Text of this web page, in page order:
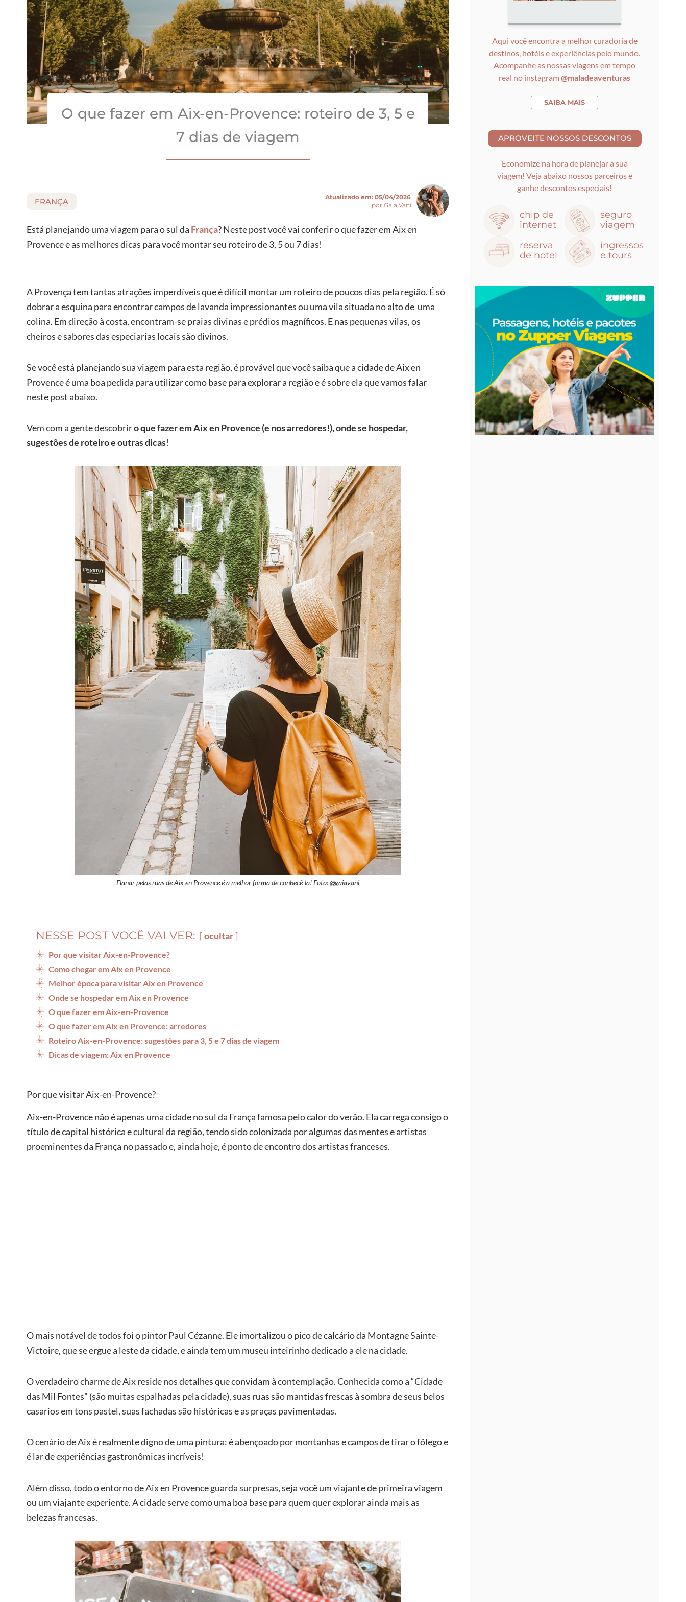
O que fazer em Aix-en-Provence: roteiro de 3, 5 e
7 dias de viagem
FRANÇA Atualizado em: 05/04/2026
por Gaia Vani
Está planejando uma viagem para o sul da França? Neste post você vai conferir o que fazer em Aix en
Provence e as melhores dicas para você montar seu roteiro de 3, 5 ou 7 dias!
A Provença tem tantas atrações imperdíveis que é difícil montar um roteiro de poucos dias pela região. É só
dobrar a esquina para encontrar campos de lavanda impressionantes ou uma vila situada no alto de uma
colina. Em direção à costa, encontram-se praias divinas e prédios magníficos. E nas pequenas vilas, os
cheiros e sabores das especiarias locais são divinos.
Se você está planejando sua viagem para esta região, é provável que você saiba que a cidade de Aix en
Provence é uma boa pedida para utilizar como base para explorar a região e é sobre ela que vamos falar
neste post abaixo.
Vem com a gente descobriro que fazer em Aix en Provence (e nos arredores!), onde se hospedar,
sugestões de roteiro e outras dicas!
Flanar pelas ruas de Aix en Provence é a melhor forma de conhecê-la! Foto: @gaiavani
NESSE POST VOCÊ VAI VER: ocultar
Por que visitar Aix-en-Provence?
Como chegar em Aix en Provence
Melhor época para visitar Aix en Provence
Onde se hospedar em Aix en Provence
O que fazer em Aix-en-Provence
O que fazer em Aix en Provence: arredores
Roteiro Aix-en-Provence: sugestões para 3, 5 e 7 dias de viagem
Dicas de viagem: Aix en Provence
Por que visitar Aix-en-Provence?
Aix-en-Provence não é apenas uma cidade no sul da França famosa pelo calor do verão. Ela carrega consigo o
título de capital histórica e cultural da região, tendo sido colonizada por algumas das mentes e artistas
proeminentes da França no passado e, ainda hoje, é ponto de encontro dos artistas franceses.
O mais notável de todos foi o pintor Paul Cézanne. Ele imortalizou o pico de calcário da Montagne Sainte-
Victoire, que se ergue a leste da cidade, e ainda tem um museu inteirinho dedicado a ele na cidade.
O verdadeiro charme de Aix reside nos detalhes que convidam à contemplação. Conhecida como a “Cidade
das Mil Fontes” (são muitas espalhadas pela cidade), suas ruas são mantidas frescas à sombra de seus belos
casarios em tons pastel, suas fachadas são históricas e as praças pavimentadas.
O cenário de Aix é realmente digno de uma pintura: é abençoado por montanhas e campos de tirar o fôlego e
é lar de experiências gastronômicas incríveis!
Além disso, todo o entorno de Aix en Provence guarda surpresas, seja você um viajante de primeira viagem
ou um viajante experiente. A cidade serve como uma boa base para quem quer explorar ainda mais as
belezas francesas.
Aqui você encontra a melhor curadoria de
destinos, hotéis e experiências pelo mundo.
Acompanhe as nossas viagens em tempo
real no instagram@maladeaventuras
SAIBA MAIS
Economize na hora de planejar a sua
viagem! Veja abaixo nossos parceiros e
ganhe descontos especiais!
chip de
internet
seguro
viagem
reserva
de hotel
ingressos
e tours